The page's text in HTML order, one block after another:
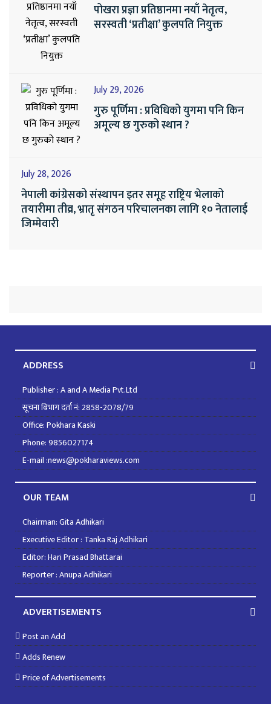
पोखरा प्रज्ञा प्रतिष्ठानमा नयाँ नेतृत्व,
सरस्वती ‘प्रतीक्षा’ कुलपति नियुक्त
July 29, 2026
गुरु पूर्णिमा : प्रविधिको युगमा पनि किन
अमूल्य छ गुरुको स्थान ?
July 28, 2026
नेपाली कांग्रेसको संस्थापन इतर समूह राष्ट्रिय भेलाको
तयारीमा तीव्र, भ्रातृ संगठन परिचालनका लागि १० नेतालाई
जिम्मेवारी
ADDRESS
Publisher : A and A Media Pvt.Ltd
सूचना बिभाग दर्ता नं: 2858-2078/79
Office: Pokhara Kaski
Phone: 9856027174
E-mail :news@pokharaviews.com
OUR TEAM
Chairman: Gita Adhikari
Executive Editor : Tanka Raj Adhikari
Editor: Hari Prasad Bhattarai
Reporter : Anupa Adhikari
ADVERTISEMENTS
Post an Add
Adds Renew
Price of Advertisements